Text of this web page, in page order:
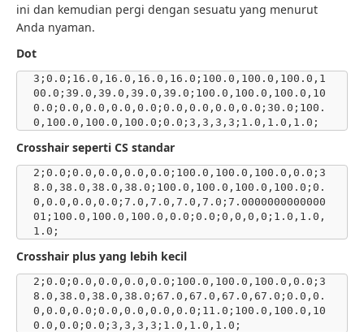
ini dan kemudian pergi dengan sesuatu yang menurut
Anda nyaman.
Dot
3;0.0;16.0,16.0,16.0,16.0;100.0,100.0,100.0,1
00.0;39.0,39.0,39.0,39.0;100.0,100.0,100.0,10
0.0;0.0,0.0,0.0,0.0;0.0,0.0,0.0,0.0;30.0;100.
0,100.0,100.0,100.0;0.0;3,3,3,3;1.0,1.0,1.0;
Crosshair seperti CS standar
2;0.0;0.0,0.0,0.0,0.0;100.0,100.0,100.0,0.0;3
8.0,38.0,38.0,38.0;100.0,100.0,100.0,100.0;0.
0,0.0,0.0,0.0;7.0,7.0,7.0,7.0;7.0000000000000
01;100.0,100.0,100.0,0.0;0.0;0,0,0,0;1.0,1.0,
1.0;
Crosshair plus yang lebih kecil
2;0.0;0.0,0.0,0.0,0.0;100.0,100.0,100.0,0.0;3
8.0,38.0,38.0,38.0;67.0,67.0,67.0,67.0;0.0,0.
0,0.0,0.0;0.0,0.0,0.0,0.0;11.0;100.0,100.0,10
0.0,0.0;0.0;3,3,3,3;1.0,1.0,1.0;